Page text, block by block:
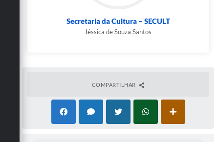
Secretaria da Cultura – SECULT
Jéssica de Souza Santos
COMPARTILHAR